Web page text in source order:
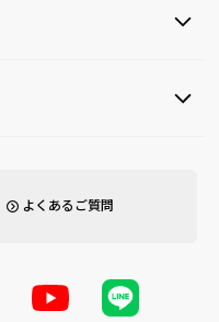
よくあるご質問